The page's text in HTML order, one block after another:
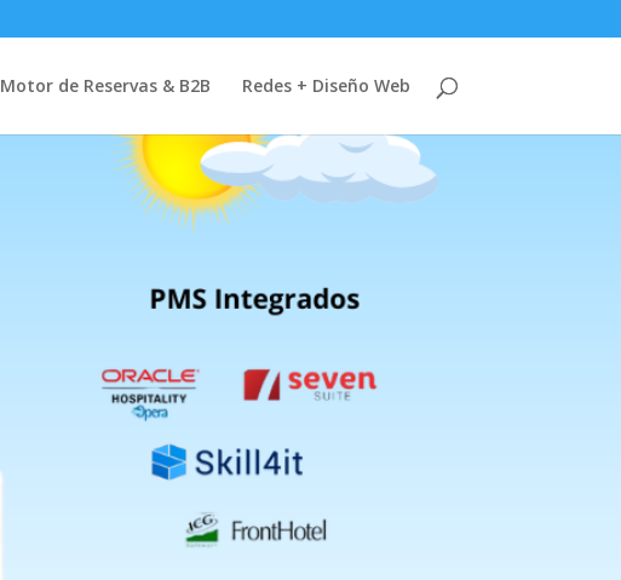
Motor de Reservas & B2B Redes + Diseño Web